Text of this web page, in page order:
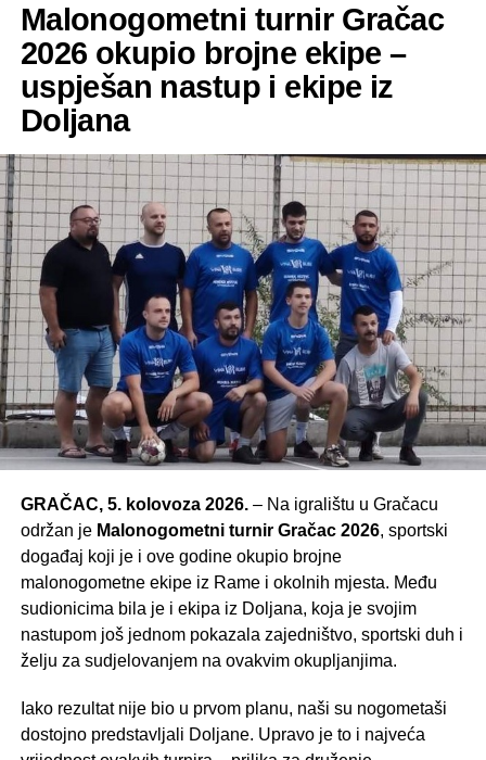
Malonogometni turnir Gračac
2026 okupio brojne ekipe –
uspješan nastup i ekipe iz
Doljana
GRAČAC, 5. kolovoza 2026.– Na igralištu u Gračacu
održan je Malonogometni turnir Gračac 2026, sportski
događaj koji je i ove godine okupio brojne
malonogometne ekipe iz Rame i okolnih mjesta. Među
sudionicima bila je i ekipa iz Doljana, koja je svojim
nastupom još jednom pokazala zajedništvo, sportski duh i
želju za sudjelovanjem na ovakvim okupljanjima.
Iako rezultat nije bio u prvom planu, naši su nogometaši
dostojno predstavljali Doljane. Upravo je to i najveća